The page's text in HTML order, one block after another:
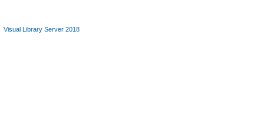
Visual Library Server 2018